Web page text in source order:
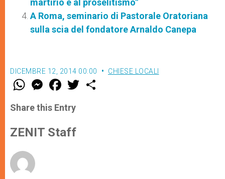
martirio e al proselitismo"
A Roma, seminario di Pastorale Oratoriana
sulla scia del fondatore Arnaldo Canepa
DICEMBRE 12, 2014 00:00 CHIESE LOCALI
W
t
s
p
p
M
e
s
e
g
e
F
a
e
b
o
k
w
Share this Entry
ZENIT Staff